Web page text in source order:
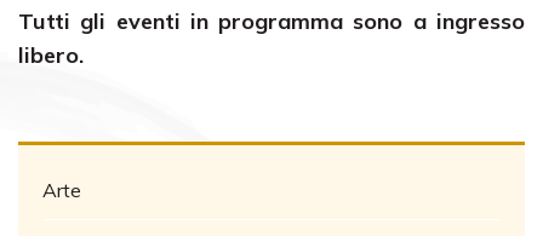
Tutti gli eventi in programma sono a ingresso
libero.
Arte